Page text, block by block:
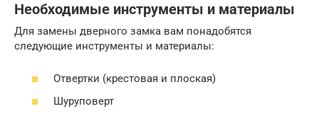
Необходимые инструменты и материалы
Для замены дверного замка вам понадобятся
следующие инструменты и материалы:
Отвертки (крестовая и плоская)
Шуруповерт